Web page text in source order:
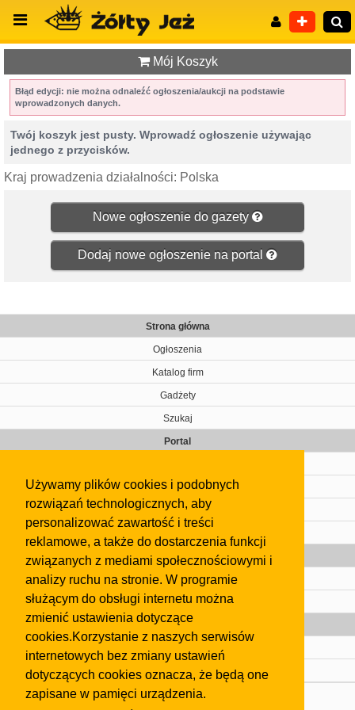
Używamy plików cookies i podobnych
rozwiązań technologicznych, aby
personalizować zawartość i treści
reklamowe, a także do dostarczenia funkcji
związanych z mediami społecznościowymi i
analizy ruchu na stronie. W programie
służącym do obsługi internetu można
zmienić ustawienia dotyczące
cookies.Korzystanie z naszych serwisów
internetowych bez zmiany ustawień
dotyczących cookies oznacza, że będą one
zapisane w pamięci urządzenia.
Mój Koszyk
Błąd edycji: nie można odnaleźć ogłoszenia/aukcji na podstawie
wprowadzonych danych.
Twój koszyk jest pusty. Wprowadź ogłoszenie używając
jednego z przycisków.
Kraj prowadzenia działalności: Polska
Nowe ogłoszenie do gazety
Dodaj nowe ogłoszenie na portal
Strona główna
Ogłoszenia
Katalog firm
Gadżety
Szukaj
Portal
Kontakt
Regulamin
Gazeta
Olkusz
Kontakt
Strefa dla biznesu
Biura nieruchomości
Dealerzy i autokomisy
Skontaktuj się z nami